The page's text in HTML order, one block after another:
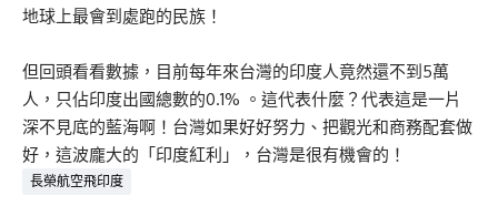
地球上最會到處跑的民族！
但回頭看看數據，目前每年來台灣的印度人竟然還不到5萬
人，只佔印度出國總數的0.1% 。這代表什麼？代表這是一片
深不見底的藍海啊！台灣如果好好努力、把觀光和商務配套做
好，這波龐大的「印度紅利」，台灣是很有機會的！
長榮航空飛印度